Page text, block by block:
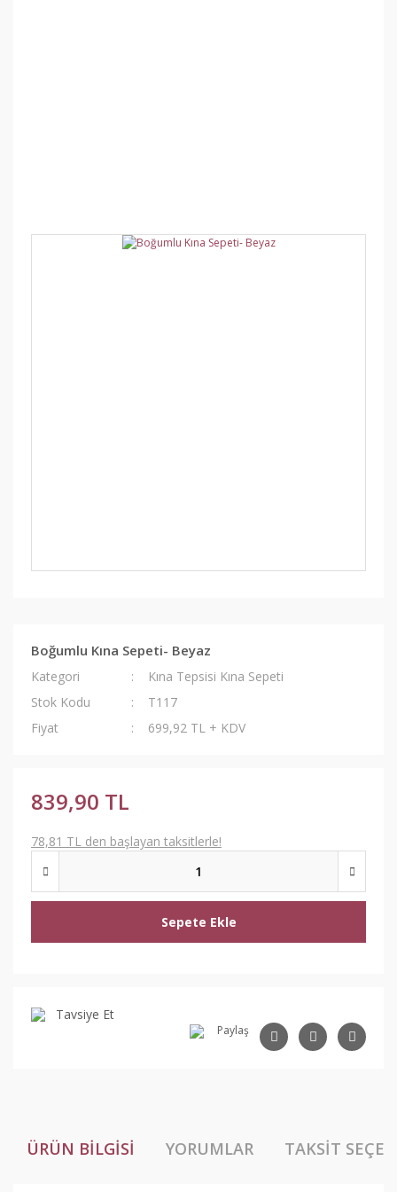
Boğumlu Kına Sepeti- Beyaz
Kategori
Kına Tepsisi Kına Sepeti
Stok Kodu
T117
Fiyat
699,92 TL + KDV
839,90 TL
78,81 TL den başlayan taksitlerle!
Sepete Ekle
Tavsiye Et
Paylaş
ÜRÜN BILGISI YORUMLAR TAKSIT